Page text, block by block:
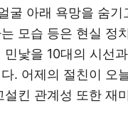
굴 아래 욕망을 숨기
모습 등은 현실 정
민낯을 10대의 시선
. 어제의 절친이 오
설킨 관계성 또한 재